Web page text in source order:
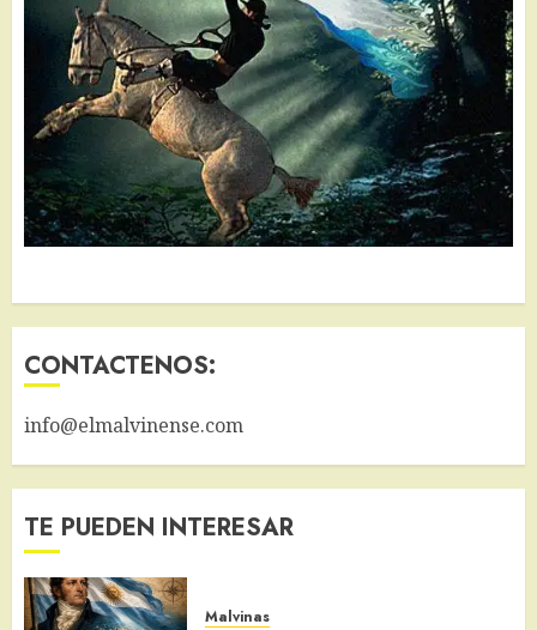
CONTACTENOS:
info@elmalvinense.com
TE PUEDEN INTERESAR
Malvinas